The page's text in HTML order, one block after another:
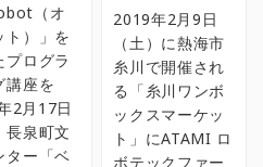
（オ
ト）」を
プログラ
講座を
2月17日
長泉町文
ター「ベ
2019年2月9日
（土）に熱海市
糸川で開催され
る「糸川ワンボ
ックスマーケッ
ト」にATAMI ロ
ボテックファー